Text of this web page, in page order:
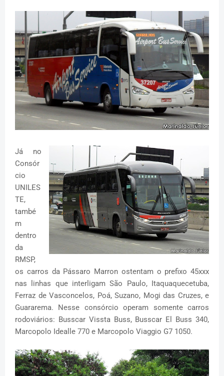
Já no
Consór
cio
UNILES
TE,
també
m
dentro
da
RMSP,
os carros da Pássaro Marron ostentam o prefixo 45xxx
nas linhas que interligam São Paulo, Itaquaquecetuba,
Ferraz de Vasconcelos, Poá, Suzano, Mogi das Cruzes, e
Guararema. Nesse consórcio operam somente carros
rodoviários: Busscar Vissta Buss, Busscar El Buss 340,
Marcopolo Idealle 770 e Marcopolo Viaggio G7 1050.